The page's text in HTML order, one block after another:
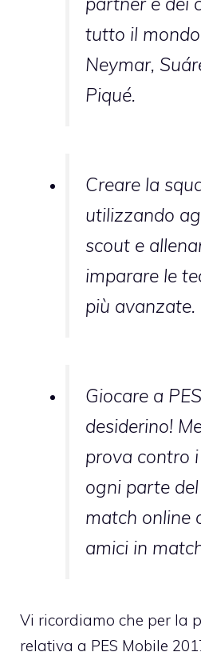
tutto il
Neymar,
Piqué.
Creare la
utilizzando
scout e
imparare le
più avanzate.
Giocare a
desiderino!
prova contro
ogni parte
match online
amici in
Vi ricordiamo che per la
relativa a PES Mobile